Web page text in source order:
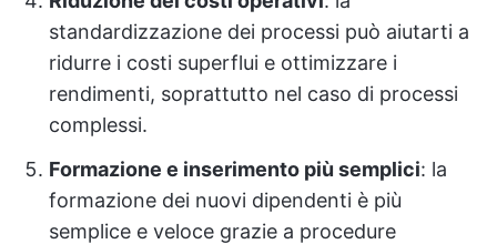
standardizzazione dei processi può aiutarti a
ridurre i costi superflui e ottimizzare i
rendimenti, soprattutto nel caso di processi
complessi.
Formazione e inserimento più semplici: la
formazione dei nuovi dipendenti è più
semplice e veloce grazie a procedure